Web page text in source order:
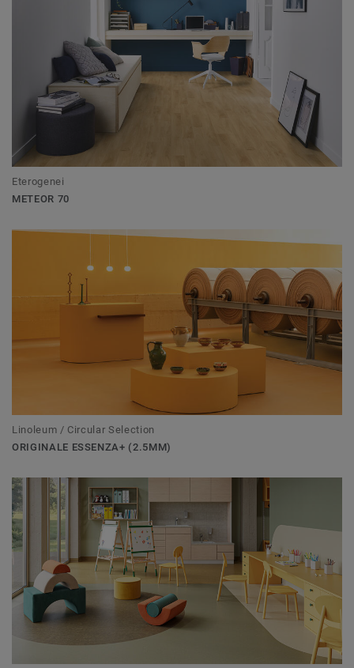
Eterogenei
METEOR 70
Linoleum / Circular Selection
ORIGINALE ESSENZA+ (2.5MM)